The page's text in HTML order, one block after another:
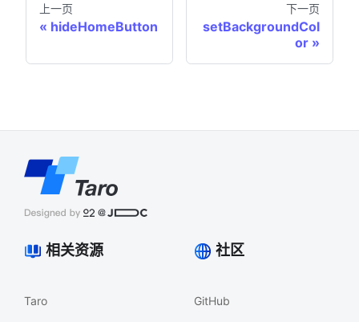
上一页
hideHomeButton
下一页
setBackgroundCol
or
相关资源
Taro
社区
GitHub